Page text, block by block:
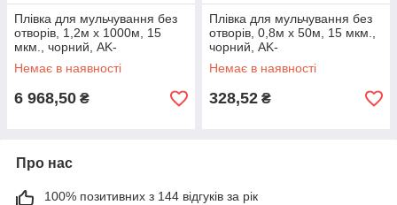
Плівка для мульчування без
отворів, 1,2м х 1000м, 15
мкм., чорний, AK-
MFG1151201000BB
Немає в наявності
6 968,50 ₴
Плівка для мульчування без
отворів, 0,8м х 50м, 15 мкм.,
чорний, AK-
MFG1150800050BB
Немає в наявності
328,52 ₴
Про нас
100% позитивних з 144 відгуків за рік